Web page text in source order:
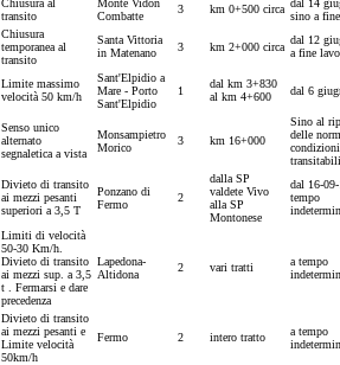
Chiusura al
transito
Monte Vidon
Combatte
3 km 0+500 circa dal 14
sino a
Chiusura
temporanea al
transito
Santa Vittoria
in Matenano
3 km 2+000 circa
dal 12
a fine
Limite massimo
velocità 50 km/h
Sant'Elpidio a
Mare - Porto
Sant'Elpidio
1
dal km 3+830
al km 4+600
dal 6
Senso unico
alternato
segnaletica a vista
Monsampietro
Morico
3 km 16+000
Sino al
delle
Divieto di transito
ai mezzi pesanti
superiori a 3,5 T
Ponzano di
Fermo
2
dalla SP
valdete Vivo
alla SP
Montonese
dal 16-
tempo
Limiti di velocità
50-30 Km/h.
Divieto di transito
ai mezzi sup. a 3,5
t . Fermarsi e dare
precedenza
Lapedona-
Altidona
2 vari tratti
a tempo
Divieto di transito
ai mezzi pesanti e
Limite velocità
50km/h
Fermo 2 intero tratto
a tempo